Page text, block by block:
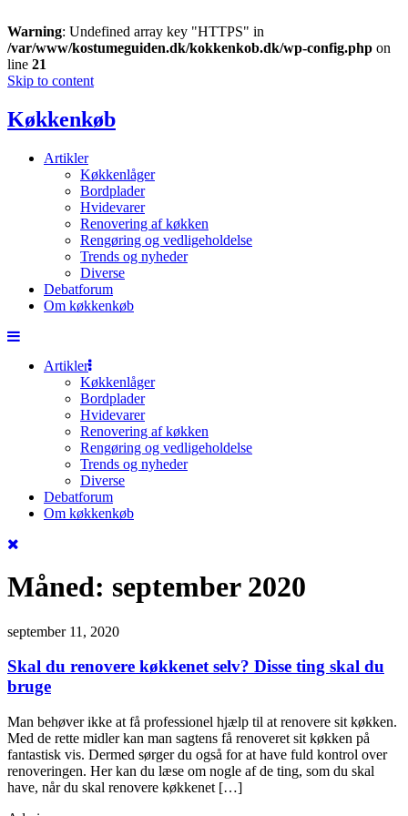
Warning: Undefined array key "HTTPS" in
/var/www/kostumeguiden.dk/kokkenkob.dk/wp-config.php on
line 21
Skip to content
Køkkenkøb
Artikler
Køkkenlåger
Bordplader
Hvidevarer
Renovering af køkken
Rengøring og vedligeholdelse
Trends og nyheder
Diverse
Debatforum
Om køkkenkøb
Artikler
Køkkenlåger
Bordplader
Hvidevarer
Renovering af køkken
Rengøring og vedligeholdelse
Trends og nyheder
Diverse
Debatforum
Om køkkenkøb
Måned: september 2020
september 11, 2020
Skal du renovere køkkenet selv? Disse ting skal du
bruge
Man behøver ikke at få professionel hjælp til at renovere sit køkken.
Med de rette midler kan man sagtens få renoveret sit køkken på
fantastisk vis. Dermed sørger du også for at have fuld kontrol over
renoveringen. Her kan du læse om nogle af de ting, som du skal
have, når du skal renovere køkkenet […]